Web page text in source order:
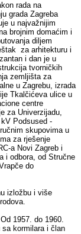
rada na
grada Zagreba
u najvažnijim
brojnim domaćim i
diljem
za arhitekturu i
i dan je u
tvorničkih
zemljišta za
u Zagrebu, izrada
Tkalčićeva ulice u
centre
za Univerzijadu,
Podsused -
skupovima u
za rješenje
a Novi Zagreb i
i odbora, od Stručne
do
izložbu i više
1957. do 1960.
kormilara i član